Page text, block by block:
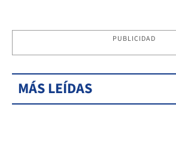
PUBLICIDAD
MÁS LEÍDAS